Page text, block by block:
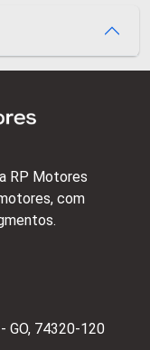
RP Motores
com
GO, 74320-120